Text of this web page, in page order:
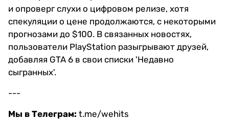
и опроверг слухи о цифровом релизе, хотя
спекуляции о цене продолжаются, с некоторыми
прогнозами до $100. В связанных новостях,
пользователи PlayStation разыгрывают друзей,
добавляя GTA 6 в свои списки 'Недавно
сыгранных'.
---
Мы в Телеграм: t.me/wehits